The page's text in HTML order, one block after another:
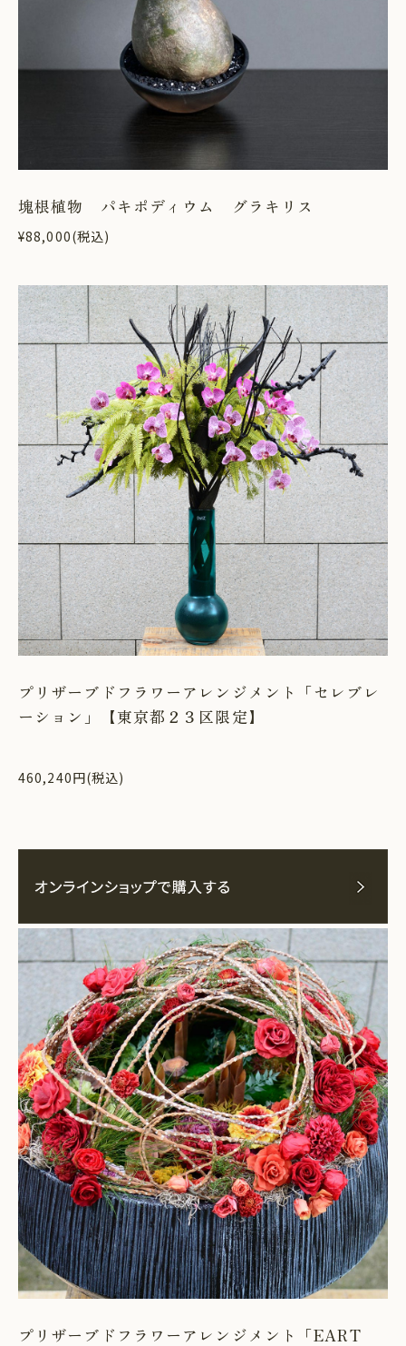
塊根植物 パキポディウム グラキリス
¥88,000(税込)
プリザーブドフラワーアレンジメント「セレブレ
ーション」【東京都２３区限定】
460,240円(税込)
プリザーブドフラワーアレンジメント「EART